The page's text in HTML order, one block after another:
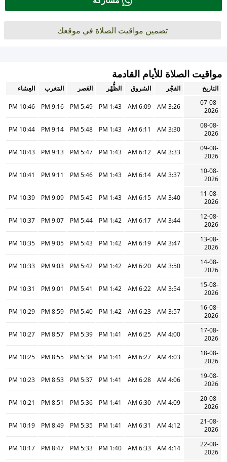
تضمين مواقيت الصلاة في موقعك
مواقيت الصلاة للأيام القادمة
التاريخ الفجْر الشروق الظُّهْر العَصر المَغرب
العِشاء
07-08-
2026
3:26 AM
6:09 AM
1:43 PM
5:49 PM
9:16 PM
10:46 PM
08-08-
2026
3:30 AM
6:11 AM
1:43 PM
5:48 PM
9:14 PM
10:44 PM
09-08-
2026
3:33 AM
6:12 AM
1:43 PM
5:47 PM
9:13 PM
10:43 PM
10-08-
2026
3:37 AM
6:14 AM
1:43 PM
5:46 PM
9:11 PM
10:41 PM
11-08-
2026
3:40 AM
6:15 AM
1:43 PM
5:45 PM
9:09 PM
10:39 PM
12-08-
2026
3:44 AM
6:17 AM
1:42 PM
5:44 PM
9:07 PM
10:37 PM
13-08-
2026
3:47 AM
6:19 AM
1:42 PM
5:43 PM
9:05 PM
10:35 PM
14-08-
2026
3:50 AM
6:20 AM
1:42 PM
5:42 PM
9:03 PM
10:33 PM
15-08-
2026
3:54 AM
6:22 AM
1:42 PM
5:41 PM
9:01 PM
10:31 PM
16-08-
2026
3:57 AM
6:23 AM
1:42 PM
5:40 PM
8:59 PM
10:29 PM
17-08-
2026
4:00 AM
6:25 AM
1:41 PM
5:39 PM
8:57 PM
10:27 PM
18-08-
2026
4:03 AM
6:27 AM
1:41 PM
5:38 PM
8:55 PM
10:25 PM
19-08-
2026
4:06 AM
6:28 AM
1:41 PM
5:37 PM
8:53 PM
10:23 PM
20-08-
2026
4:09 AM
6:30 AM
1:41 PM
5:36 PM
8:51 PM
10:21 PM
21-08-
2026
4:12 AM
6:31 AM
1:41 PM
5:35 PM
8:49 PM
10:19 PM
22-08-
2026
4:14 AM
6:33 AM
1:40 PM
5:33 PM
8:47 PM
10:17 PM